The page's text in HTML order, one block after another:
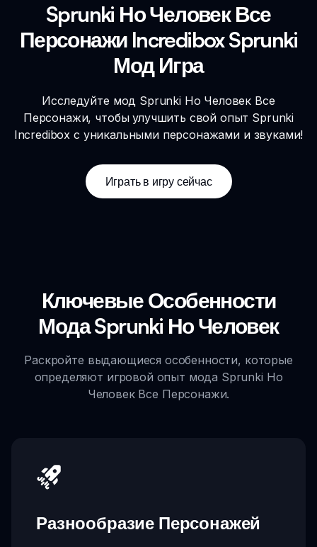
Sprunki Но Человек Все
Персонажи Incredibox Sprunki
Мод Игра
Исследуйте мод Sprunki Но Человек Все
Персонажи, чтобы улучшить свой опыт Sprunki
Incredibox с уникальными персонажами и звуками!
Играть в игру сейчас
Ключевые Особенности
Мода Sprunki Но Человек
Раскройте выдающиеся особенности, которые
определяют игровой опыт мода Sprunki Но
Человек Все Персонажи.
Разнообразие Персонажей